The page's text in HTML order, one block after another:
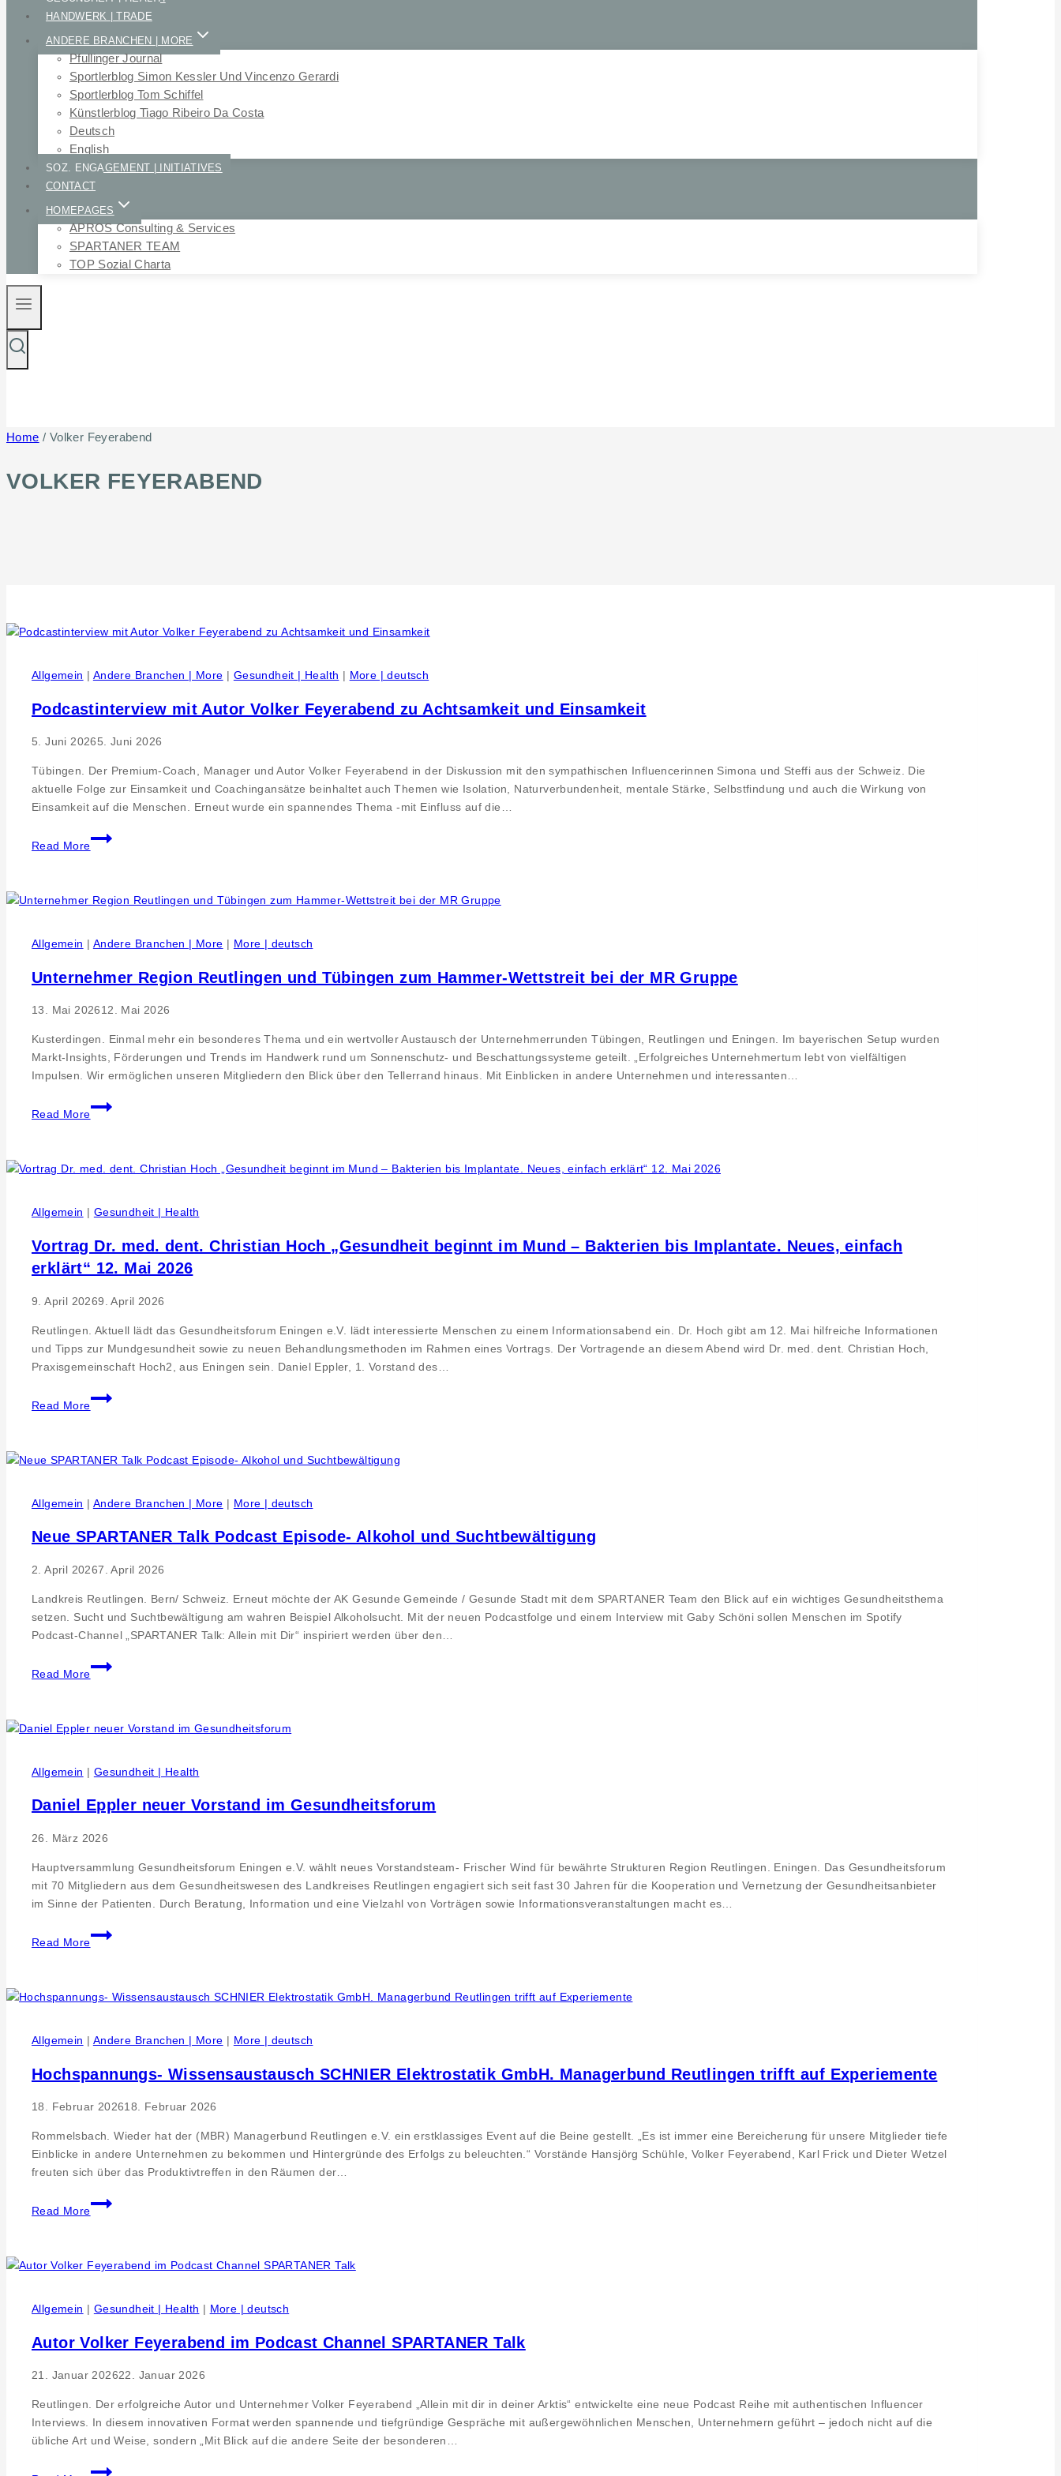
HANDWERK | TRADE
ANDERE BRANCHEN | MORE
Pfullinger Journal
Sportlerblog Simon Kessler Und Vincenzo Gerardi
Sportlerblog Tom Schiffel
Künstlerblog Tiago Ribeiro Da Costa
Deutsch
English
SOZ. ENGAGEMENT | INITIATIVES
CONTACT
HOMEPAGES
APROS Consulting & Services
SPARTANER TEAM
TOP Sozial Charta
Home / Volker Feyerabend
VOLKER FEYERABEND
Allgemein | Andere Branchen | More | Gesundheit | Health | More | deutsch
Podcastinterview mit Autor Volker Feyerabend zu Achtsamkeit und Einsamkeit
5. Juni 20265. Juni 2026
Tübingen. Der Premium-Coach, Manager und Autor Volker Feyerabend in der Diskussion mit den sympathischen Influencerinnen Simona und Steffi aus der Schweiz. Die
aktuelle Folge zur Einsamkeit und Coachingansätze beinhaltet auch Themen wie Isolation, Naturverbundenheit, mentale Stärke, Selbstfindung und auch die Wirkung von
Einsamkeit auf die Menschen. Erneut wurde ein spannendes Thema -mit Einfluss auf die…
Read More
Podcastinterview
mit
Feyerabend
Achtsamkeit
Einsamkeit
Allgemein | Andere Branchen | More | More | deutsch
Unternehmer Region Reutlingen und Tübingen zum Hammer-Wettstreit bei der MR Gruppe
13. Mai 202612. Mai 2026
Kusterdingen. Einmal mehr ein besonderes Thema und ein wertvoller Austausch der Unternehmerrunden Tübingen, Reutlingen und Eningen. Im bayerischen Setup wurden
Markt-Insights, Förderungen und Trends im Handwerk rund um Sonnenschutz- und Beschattungssysteme geteilt. „Erfolgreiches Unternehmertum lebt von vielfältigen
Impulsen. Wir ermöglichen unseren Mitgliedern den Blick über den Tellerrand hinaus. Mit Einblicken in andere Unternehmen und interessanten…
Read More
Unternehmer
Region
Tübingen
Hammer-
bei
der
Gruppe
Allgemein | Gesundheit | Health
Vortrag Dr. med. dent. Christian Hoch „Gesundheit beginnt im Mund – Bakterien bis Implantate. Neues, einfach
erklärt“ 12. Mai 2026
9. April 20269. April 2026
Reutlingen. Aktuell lädt das Gesundheitsforum Eningen e.V. lädt interessierte Menschen zu einem Informationsabend ein. Dr. Hoch gibt am 12. Mai hilfreiche Informationen
und Tipps zur Mundgesundheit sowie zu neuen Behandlungsmethoden im Rahmen eines Vortrags. Der Vortragende an diesem Abend wird Dr. med. dent. Christian Hoch,
Praxisgemeinschaft Hoch2, aus Eningen sein. Daniel Eppler, 1. Vorstand des…
Read More
Vortrag
Dr.
Christian
„Gesundheit
im
–
Bakterien
bis
Implantate.
einfach
Allgemein | Andere Branchen | More | More | deutsch
Neue SPARTANER Talk Podcast Episode- Alkohol und Suchtbewältigung
2. April 20267. April 2026
Landkreis Reutlingen. Bern/ Schweiz. Erneut möchte der AK Gesunde Gemeinde / Gesunde Stadt mit dem SPARTANER Team den Blick auf ein wichtiges Gesundheitsthema
setzen. Sucht und Suchtbewältigung am wahren Beispiel Alkoholsucht. Mit der neuen Podcastfolge und einem Interview mit Gaby Schöni sollen Menschen im Spotify
Podcast-Channel „SPARTANER Talk: Allein mit Dir“ inspiriert werden über den…
Read More
Neue
SPARTANER
Episode-
und
Allgemein | Gesundheit | Health
Daniel Eppler neuer Vorstand im Gesundheitsforum
26. März 2026
Hauptversammlung Gesundheitsforum Eningen e.V. wählt neues Vorstandsteam- Frischer Wind für bewährte Strukturen Region Reutlingen. Eningen. Das Gesundheitsforum
mit 70 Mitgliedern aus dem Gesundheitswesen des Landkreises Reutlingen engagiert sich seit fast 30 Jahren für die Kooperation und Vernetzung der Gesundheitsanbieter
im Sinne der Patienten. Durch Beratung, Information und eine Vielzahl von Vorträgen sowie Informationsveranstaltungen macht es…
Read More
Daniel
Eppler
im
Allgemein | Andere Branchen | More | More | deutsch
Hochspannungs- Wissensaustausch SCHNIER Elektrostatik GmbH. Managerbund Reutlingen trifft auf Experiemente
18. Februar 202618. Februar 2026
Rommelsbach. Wieder hat der (MBR) Managerbund Reutlingen e.V. ein erstklassiges Event auf die Beine gestellt. „Es ist immer eine Bereicherung für unsere Mitglieder tiefe
Einblicke in andere Unternehmen zu bekommen und Hintergründe des Erfolgs zu beleuchten.“ Vorstände Hansjörg Schühle, Volker Feyerabend, Karl Frick und Dieter Wetzel
freuten sich über das Produktivtreffen in den Räumen der…
Read More
Hochspannungs-
Wissensaustausch
GmbH.
Reutlingen
auf
Allgemein | Gesundheit | Health | More | deutsch
Autor Volker Feyerabend im Podcast Channel SPARTANER Talk
21. Januar 202622. Januar 2026
Reutlingen. Der erfolgreiche Autor und Unternehmer Volker Feyerabend „Allein mit dir in deiner Arktis“ entwickelte eine neue Podcast Reihe mit authentischen Influencer
Interviews. In diesem innovativen Format werden spannende und tiefgründige Gespräche mit außergewöhnlichen Menschen, Unternehmern geführt – jedoch nicht auf die
übliche Art und Weise, sondern „Mit Blick auf die andere Seite der besonderen…
Autor